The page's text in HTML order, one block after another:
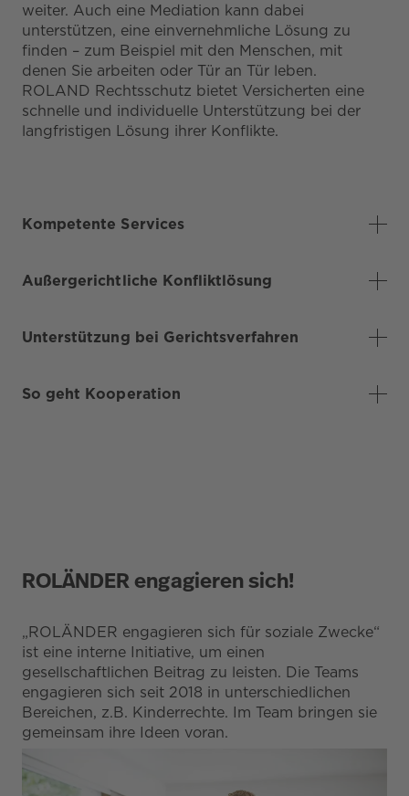
weiter. Auch eine Mediation kann dabei
unterstützen, eine einvernehmliche Lösung zu
finden – zum Beispiel mit den Menschen, mit
denen Sie arbeiten oder Tür an Tür leben.
ROLAND Rechtsschutz bietet Versicherten eine
schnelle und individuelle Unterstützung bei der
langfristigen Lösung ihrer Konflikte.
Kompetente Services
Außergerichtliche Konfliktlösung
Unterstützung bei Gerichtsverfahren
So geht Kooperation
ROLÄNDER engagieren sich!
„ROLÄNDER engagieren sich für soziale Zwecke“
ist eine interne Initiative, um einen
gesellschaftlichen Beitrag zu leisten. Die Teams
engagieren sich seit 2018 in unterschiedlichen
Bereichen, z.B. Kinderrechte. Im Team bringen sie
gemeinsam ihre Ideen voran.